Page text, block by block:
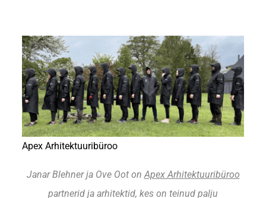
Apex Arhitektuuribüroo
Janar Blehner ja Ove Oot on Apex Arhitektuuribüroo
partnerid ja arhitektid, kes on teinud palju